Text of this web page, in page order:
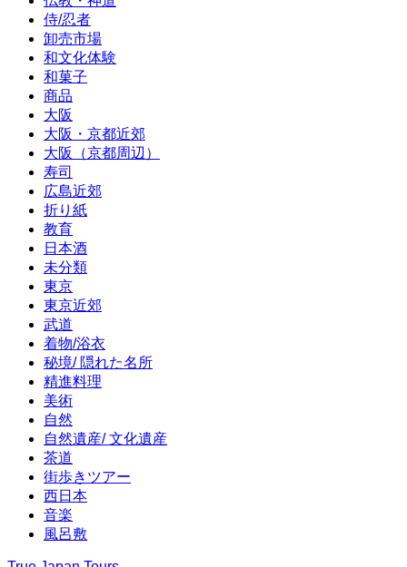
侍/忍者
卸売市場
和文化体験
和菓子
商品
大阪
大阪・京都近郊
大阪（京都周辺）
寿司
広島近郊
折り紙
教育
日本酒
未分類
東京
東京近郊
武道
着物/浴衣
秘境/ 隠れた名所
精進料理
美術
自然
自然遺産/ 文化遺産
茶道
街歩きツアー
西日本
音楽
風呂敷